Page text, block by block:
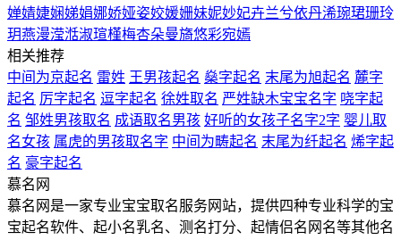
婵婧婕娴娣娟娜娇娅姿姣媛姗妹妮妙妃卉兰兮依丹浠琬珺珊玲
玥燕漫滢湉淑瑄槿梅杏朵曼旖悠彩宛嫣
相关推荐
中间为京起名 雷姓 王男孩起名 燊字起名 末尾为旭起名 麓字
起名 厉字起名 逗字起名 徐姓取名 严姓缺木宝宝名字 哓字起
名 邹姓男孩取名 成语取名男孩 好听的女孩子名字2字 婴儿取
名女孩 属虎的男孩取名字 中间为畴起名 末尾为纤起名 烯字起
名 豪字起名
慕名网
慕名网是一家专业宝宝取名服务网站，提供四种专业科学的宝
宝起名软件、起小名乳名、测名打分、起情侣名网名等其他名